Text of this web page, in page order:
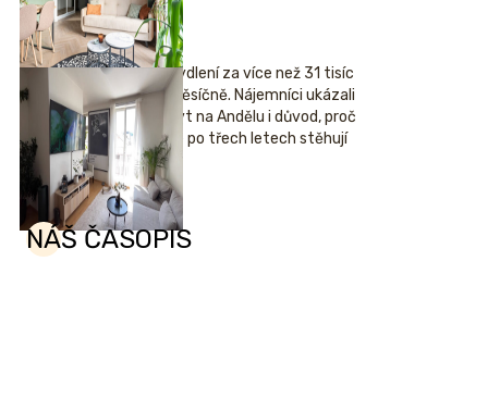
Bydlení za více než 31 tisíc
měsíčně. Nájemníci ukázali
byt na Andělu i důvod, proč
se po třech letech stěhují
NÁŠ ČASOPIS